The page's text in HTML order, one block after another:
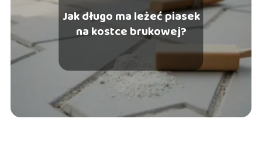
Jak długo ma leżeć piasek
na kostce brukowej?